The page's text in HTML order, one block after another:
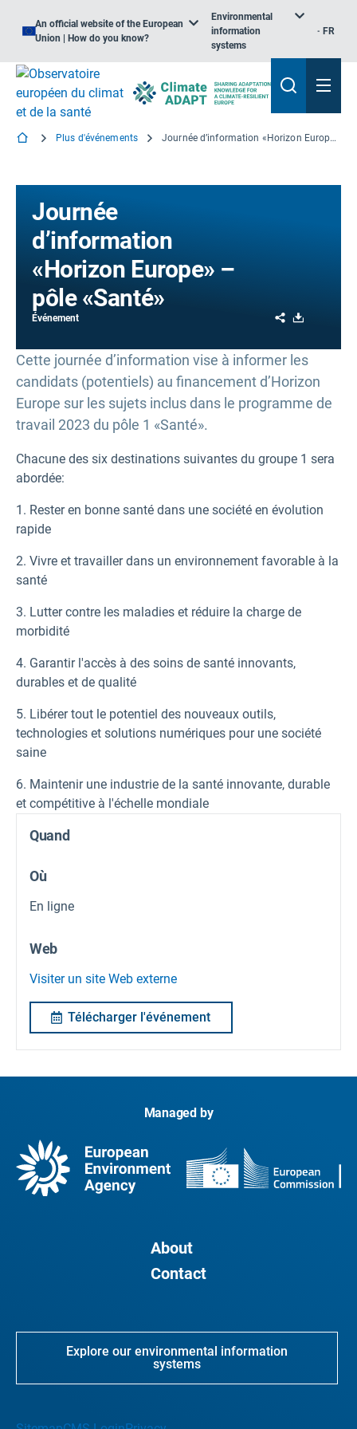
An official website of the European
Union | How do you know?
Environmental
information
systems
FR
Plus d'événements Journée d’information «Horizon Europe» – pôle «Santé»
Journée
d’information
«Horizon Europe» –
pôle «Santé»
Événement Share
Cette journée d’information vise à informer les
candidats (potentiels) au financement d’Horizon
Europe sur les sujets inclus dans le programme de
travail 2023 du pôle 1 «Santé».
Chacune des six destinations suivantes du groupe 1 sera
abordée:
1. Rester en bonne santé dans une société en évolution
rapide
2. Vivre et travailler dans un environnement favorable à la
santé
3. Lutter contre les maladies et réduire la charge de
morbidité
4. Garantir l'accès à des soins de santé innovants,
durables et de qualité
5. Libérer tout le potentiel des nouveaux outils,
technologies et solutions numériques pour une société
saine
6. Maintenir une industrie de la santé innovante, durable
et compétitive à l'échelle mondiale
Quand
Où
En ligne
Web
Visiter un site Web externe
Télécharger l'événement
Managed by
About
Contact
Explore our environmental information
systems